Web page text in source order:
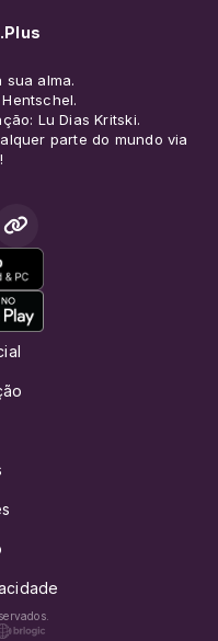
sua alma.
Lu Dias Kritski.
parte do mundo via